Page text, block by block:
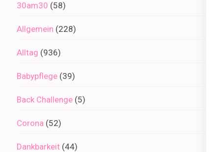
30am30 (58)
Allgemein (228)
Alltag (936)
Babypflege (39)
Back Challenge (5)
Corona (52)
Dankbarkeit (44)